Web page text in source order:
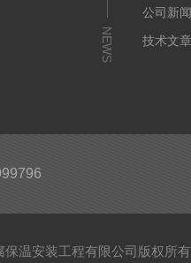
NEWS
公司新
技术文
保温安装工程有限公司版权所